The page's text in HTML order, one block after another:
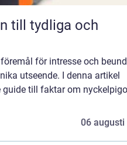
till tydliga och
för intresse och
utseende. I denna artikel
till faktar om
06 augusti